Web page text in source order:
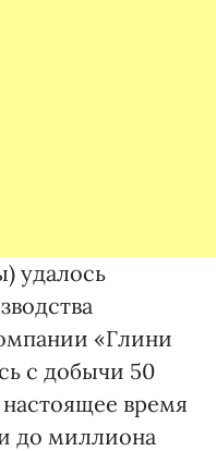
удалось
«Глини
с добычи 50
время
до миллиона